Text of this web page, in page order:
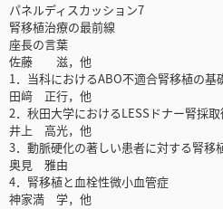
パネルディスカッション7
腎移植治療の最前線
座長の言葉
佐藤 滋，他
1．当科におけるABO不適合腎移植の基
田﨑 正行，他
2．秋田大学におけるLESSドナー腎採
井上 高光，他
3．動脈硬化の著しい患者に対する腎移
奥見 雅由
4．腎移植と血栓性微小血管症
神家満 学，他